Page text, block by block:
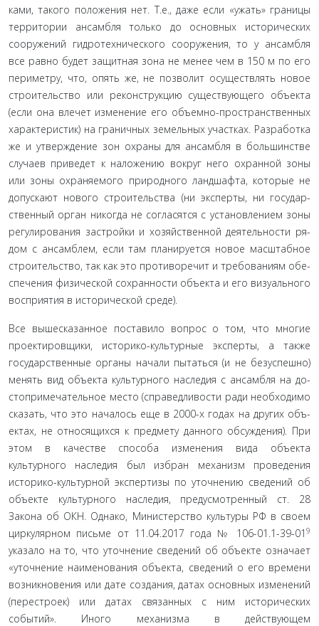
ками, такого положения нет. Т.е., даже если «ужать» границы
территории ансамбля только до основных исторических
сооружений гидротехнического сооружения, то у ансамбля
все равно будет защитная зона не менее чем в 150 м по его
периметру, что, опять же, не позволит осуществлять новое
строительство или реконструкцию существующего объекта
(если она влечет изменение его объемно-пространственных
характеристик) на граничных земельных участках. Разработ­ка
же и утверждение зон охраны для ансамбля в большинстве
случаев приведет к наложению вокруг него охранной зоны
или зоны охраняемого природного ландшафта, которые не
допускают нового строительства (ни эксперты, ни государ­
ственный орган никогда не согласятся с установлением зоны
регулирования застройки и хозяйственной деятельности ря­
дом с ансамблем, если там планируется новое масштабное
строительство, так как это противоречит и требованиям обе­
спечения физической сохранности объекта и его визуального
восприятия в исторической среде).
Все вышесказанное поставило вопрос о том, что многие
проектировщики, историко-культурные эксперты, а также
государственные органы начали пытаться (и не безуспешно)
менять вид объекта культурного наследия с ансамбля на до­
стопримечательное место (справедливости ради необходимо
сказать, что это началось еще в 2000-х годах на других объ­
ектах, не относящихся к предмету данного обсуждения). При
этом в качестве способа изменения вида объекта
культурного наследия был избран механизм проведения
историко-куль­турной экспертизы по уточнению сведений об
объекте куль­турного наследия, предусмотренный ст. 28
Закона об ОКН. Однако, Министерство культуры РФ в своем
циркулярном письме от 11.04.2017 года № 106-01.1-39-01 9
указало на то, что уточнение сведений об объекте означает
«уточнение наиме­нования объекта, сведений о его времени
возникновения или дате создания, датах основных изменений
(перестроек) или датах связанных с ним исторических
событий». Иного меха­низма в действующем